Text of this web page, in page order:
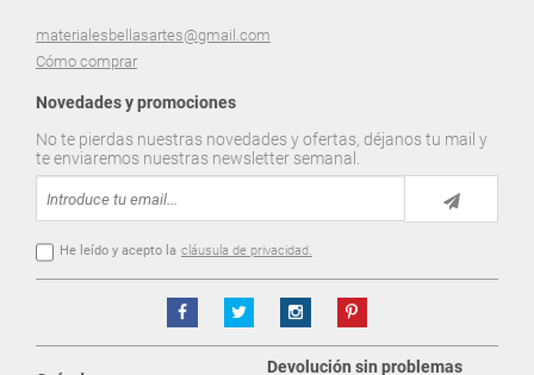
materialesbellasartes@gmail.com
Cómo comprar
Novedades y promociones
No te pierdas nuestras novedades y ofertas, déjanos tu mail y
te enviaremos nuestras newsletter semanal.
He leído y acepto la cláusula de privacidad.
Devolución sin problemas